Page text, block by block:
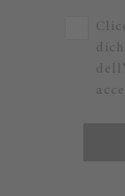
dell’